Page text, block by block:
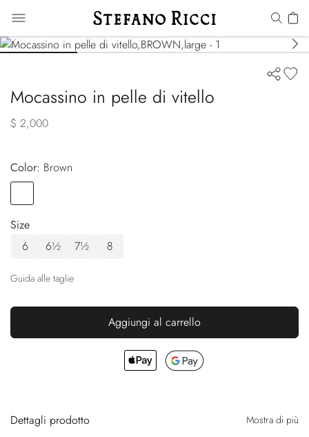
Mocassino in pelle di vitello
$ 2,000
Color:
brown
Size
6
6½ 7½ 8
Guida alle taglie
Aggiungi al carrello
Dettagli prodotto Mostra di più